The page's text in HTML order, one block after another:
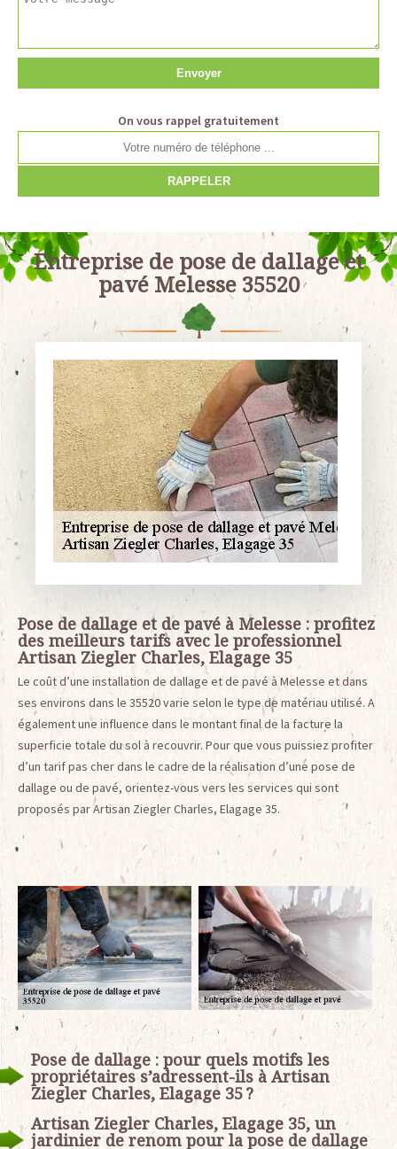
On vous rappel gratuitement
Entreprise de pose de dallage et
pavé Melesse 35520
Pose de dallage et de pavé à Melesse : profitez
des meilleurs tarifs avec le professionnel
Artisan Ziegler Charles, Elagage 35
Le coût d’une installation de dallage et de pavé à Melesse et dans
ses environs dans le 35520 varie selon le type de matériau utilisé. A
également une influence dans le montant final de la facture la
superficie totale du sol à recouvrir. Pour que vous puissiez profiter
d’un tarif pas cher dans le cadre de la réalisation d’une pose de
dallage ou de pavé, orientez-vous vers les services qui sont
proposés par Artisan Ziegler Charles, Elagage 35.
Pose de dallage : pour quels motifs les
propriétaires s’adressent-ils à Artisan
Ziegler Charles, Elagage 35 ?
Artisan Ziegler Charles, Elagage 35, un
jardinier de renom pour la pose de dallage